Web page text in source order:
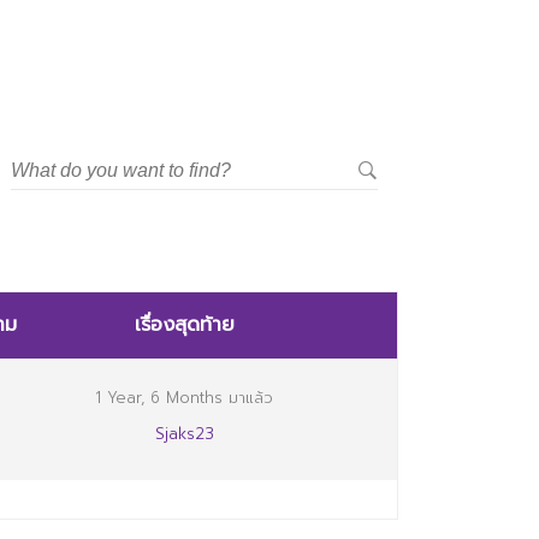
ม เรื่องสุดท้าย
1 Year, 6 Months มาแล้ว
Sjaks23